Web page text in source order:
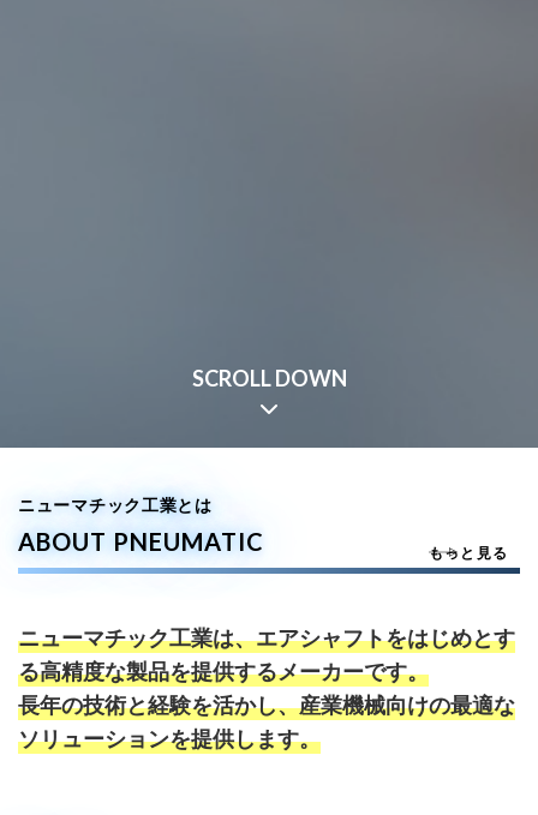
SCROLL DOWN
ニューマチック工業とは
ABOUT PNEUMATIC もっと見る
ニューマチック工業は、エアシャフトをはじめとす
る高精度な製品を提供するメーカーです。
長年の技術と経験を活かし、産業機械向けの最適な
ソリューションを提供します。